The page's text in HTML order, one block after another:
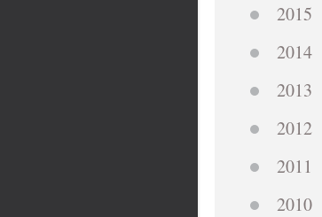
2015
2014
2013
2012
2011
2010